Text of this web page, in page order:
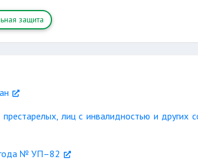
защита
лиц с инвалидностью и других
№ УП–82